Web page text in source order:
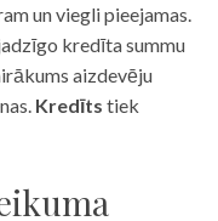
un viegli pieejamas.
kredīta summu
aizdevēju
Kredīts tiek